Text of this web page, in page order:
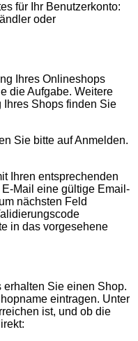
für Ihr Benutzerkonto:
oder
Ihres Onlineshops
die Aufgabe. Weitere
Ihres Shops finden Sie
Sie bitte auf Anmelden.
Ihren entsprechenden
Mail eine gültige Email-
nächsten Feld
in das vorgesehene
erhalten Sie einen Shop.
eintragen. Unter
ist, und ob die